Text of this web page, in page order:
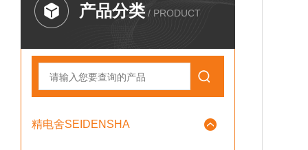
产品分类 / PRODUCT
精电舍SEIDENSHA